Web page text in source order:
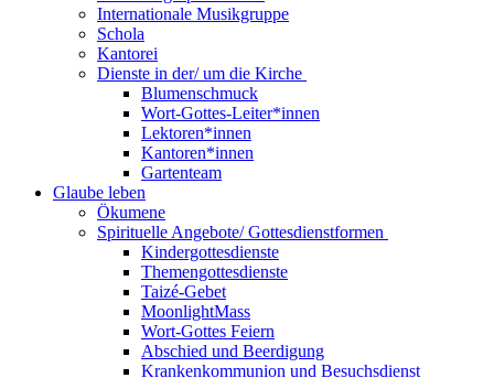
Internationale Musikgruppe
Schola
Kantorei
Dienste in der/ um die Kirche
Blumenschmuck
Wort-Gottes-Leiter*innen
Lektoren*innen
Kantoren*innen
Gartenteam
Glaube leben
Ökumene
Spirituelle Angebote/ Gottesdienstformen
Kindergottesdienste
Themengottesdienste
Taizé-Gebet
MoonlightMass
Wort-Gottes Feiern
Abschied und Beerdigung
Krankenkommunion und Besuchsdienst